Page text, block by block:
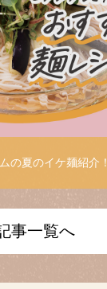
の夏のイケ麺紹介！
事一覧へ